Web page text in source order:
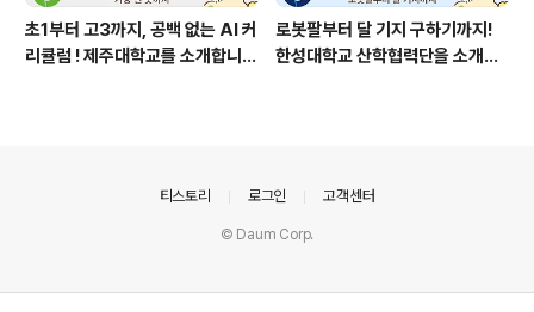
초1부터 고3까지, 공백 없는 AI 커
리큘럼 ! 제주대학교를 소개합니
로봇팔부터 달 기지 구하기까지!
한성대학교 산학협력단을 소개합
티스토리 로그인 고객센터
© Daum Corp.